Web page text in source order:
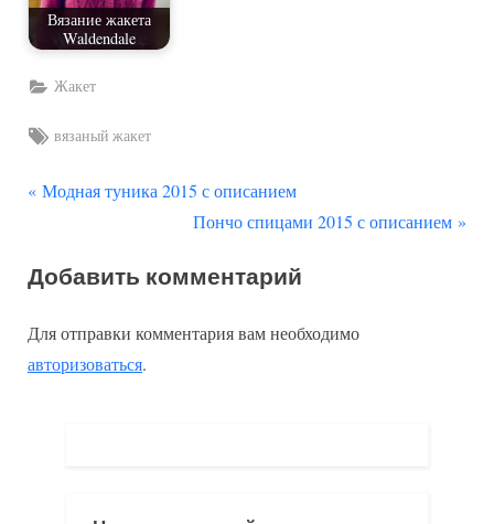
Вязание жакета
Waldendale
Жакет
Tags:
вязаный жакет
Навигация
записям
П
д
д
у
Модная туника 2015 с описанием
С
е
у
Пончо спицами 2015 с описанием
Добавить комментарий
Для отправки комментария вам необходимо
авторизоваться.